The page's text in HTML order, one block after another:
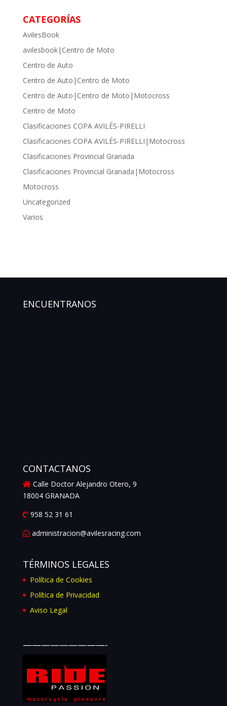
CATEGORÍAS
AvilesBook
avilesbook|Centro de Moto
Centro de Auto
Centro de Auto|Centro de Moto
Centro de Auto|Centro de Moto|Motocross
Centro de Moto
Clasificaciones COPA AVILÉS-PIRELLI
Clasificaciones COPA AVILÉS-PIRELLI|Motocross
Clasificaciones Provincial Granada
Clasificaciones Provincial Granada|Motocross
Motocross
Uncategorized
Varios
ENCUENTRANOS
CONTACTANOS
Calle Doctor Alejandro Otero, 9
18004 GRANADA
958 52 31 61
administracion@avilesracing.com
TÉRMINOS LEGALES
Política de Cookies
Política de Privacidad
Aviso Legal
—————————-